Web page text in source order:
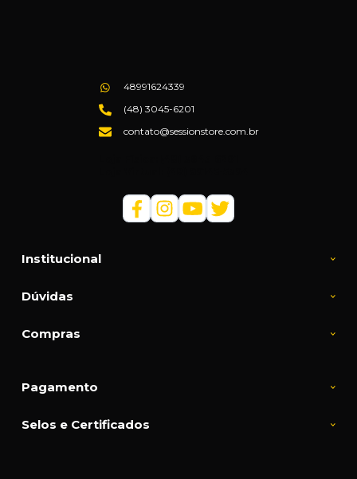
Institucional
Dúvidas
Compras
48991624339
(48) 3045-6201
contato@sessionstore.com.br
Pagamento
Selos e Certificados